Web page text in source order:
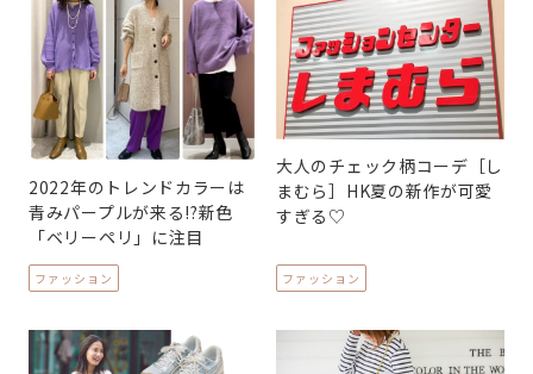
2022年のトレンドカラーは
青みパープルが来る!?新色
「ベリーペリ」に注目
ファッション
大人のチェック柄コーデ［し
まむら］HK夏の新作が可愛
すぎる♡
ファッション